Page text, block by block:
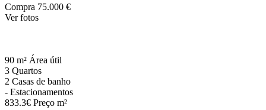
Compra 75.000 €
Ver fotos
90 m² Área útil
3 Quartos
2 Casas de banho
- Estacionamentos
833.3€ Preço m²